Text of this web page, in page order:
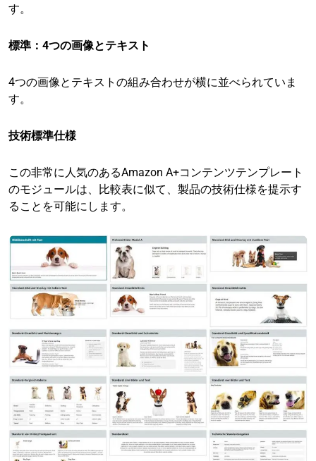
す。
標準：4つの画像とテキスト
4つの画像とテキストの組み合わせが横に並べられていま
す。
技術標準仕様
この非常に人気のあるAmazon A+コンテンツテンプレート
のモジュールは、比較表に似て、製品の技術仕様を提示す
ることを可能にします。